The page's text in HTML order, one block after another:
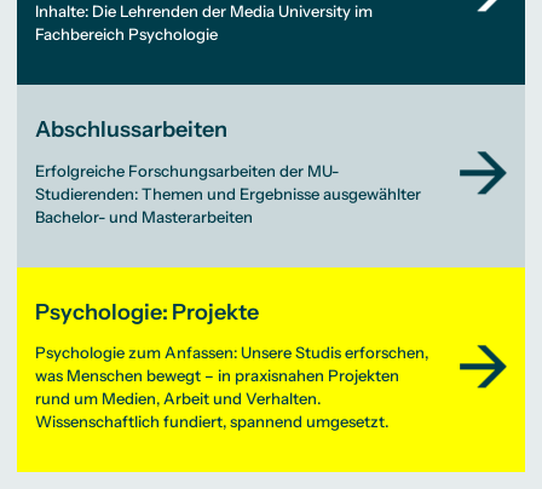
Inhalte: Die Lehrenden der Media University im
Fachbereich Psychologie
Abschlussarbeiten
Erfolgreiche Forschungsarbeiten der MU-
Studierenden: Themen und Ergebnisse ausgewählter
Bachelor- und Masterarbeiten
Psychologie: Projekte
Psychologie zum Anfassen: Unsere Studis erforschen,
was Menschen bewegt – in praxisnahen Projekten
rund um Medien, Arbeit und Verhalten.
Wissenschaftlich fundiert, spannend umgesetzt.